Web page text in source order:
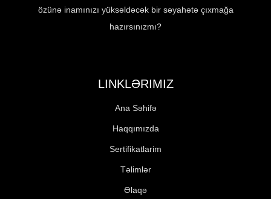
özünə inamınızı yüksəldəcək bir səyahətə çıxmağa
hazırsınızmı?
LINKLƏRIMIZ
Ana Səhifə
Haqqımızda
Sertifikatlarim
Təlimlər
Əlaqə